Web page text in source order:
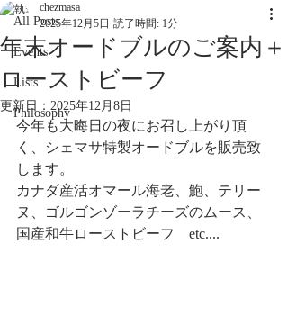
All Posts
Events
Lists
Philosophy
年末オードブルのご案内＋
ローストビーフ
chezmasa
2025年12月5日 読了時間: 1分
更新日： 2025年12月8日
今年も大晦日の夜にお召し上がり頂
く、シェマサ特製オードブルを販売致
します。
カナダ産活オマール海老、鮑、テリー
ヌ、ゴルゴンゾーラチーズのムース、
国産和牛ローストビーフ　etc....